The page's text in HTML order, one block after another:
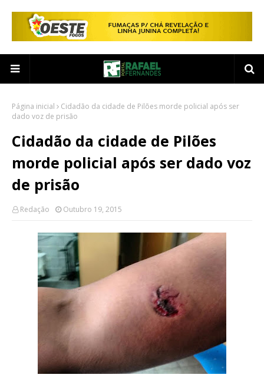
Página inicial
Cidadão da cidade de Pilões morde policial após ser
dado voz de prisão
Cidadão da cidade de Pilões
morde policial após ser dado voz
de prisão
Redação Outubro 19, 2015